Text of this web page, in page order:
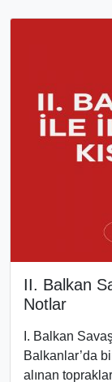
II. Balkan
Notlar
I. Balkan
Balkanlar’da
alınan